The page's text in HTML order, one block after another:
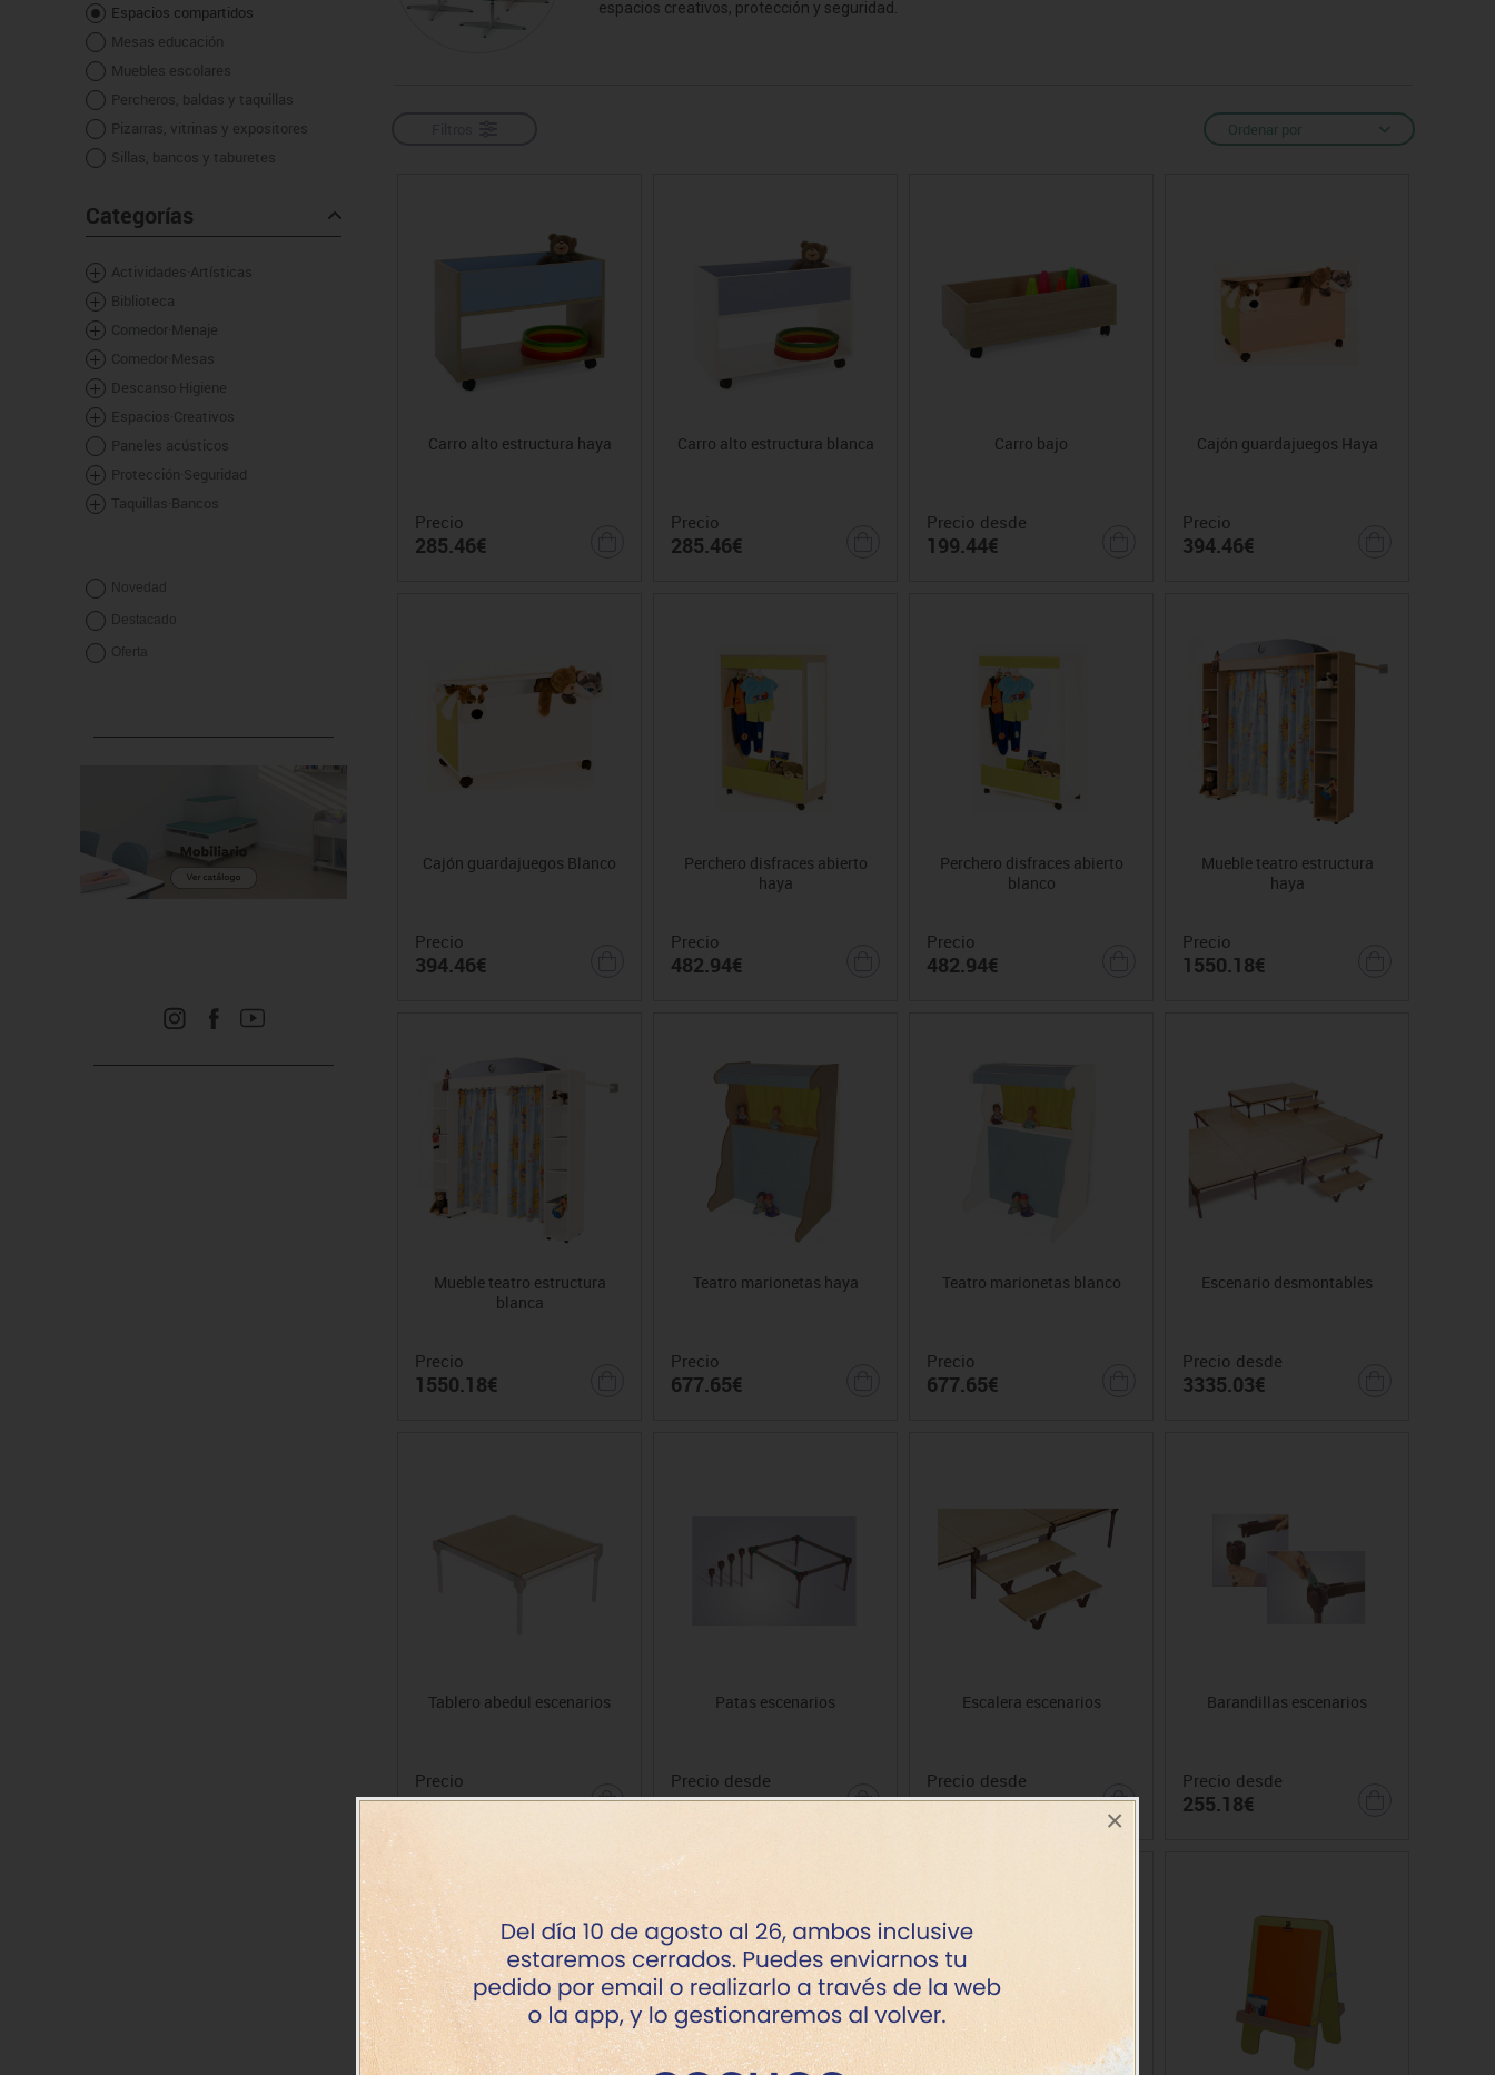
×
Manualidades
Material escolar
Plastifica, encuaderna, destruye
Papel y manipulados
Juegos de mesa
Psicomotricidad
Pizarras, vitrinas y expositores
Entrenamiento
Psicomotricidad
Micro:bit
Videoproyección
Espacios compartidos
Mesas educación
Muebles escolares
Percheros, baldas y taquillas
Pizarras, vitrinas y expositores
Sillas, bancos y taburetes
Categorías
Actividades·Artísticas
Biblioteca
Comedor·Menaje
Comedor·Mesas
Descanso·Higiene
Espacios·Creativos
Paneles acústicos
Protección·Seguridad
Taquillas·Bancos
Novedad
Destacado
Oferta
espacios creativos, protección y seguridad.
Ordenar por
Carro alto estructura haya
Precio
285.46€
Carro alto estructura blanca
Precio
285.46€
Carro bajo
Precio desde
199.44€
Cajón guardajuegos Haya
Precio
394.46€
Cajón guardajuegos Blanco
Precio
394.46€
Perchero disfraces abierto
haya
Precio
482.94€
Perchero disfraces abierto
blanco
Precio
482.94€
Mueble teatro estructura
haya
Precio
1550.18€
Mueble teatro estructura
blanca
Precio
1550.18€
Teatro marionetas haya
Precio
677.65€
Teatro marionetas blanco
Precio
677.65€
Escenario desmontables
Precio desde
3335.03€
Tablero abedul escenarios
Precio
158.62€
Patas escenarios
Precio desde
37.86€
Escalera escenarios
Precio desde
462.38€
Barandillas escenarios
Precio desde
255.18€